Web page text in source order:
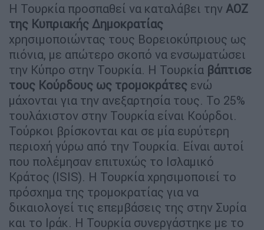
Η Τουρκία προσπαθεί να καταλάβει την ΑΟΖ
της Κυπριακής Δημοκρατίας
χρησιμοποιώντας τους Βορειοκύπριους ως
πιόνια, με απώτερο σκοπό να ενσωματώσει
την Κύπρο στην Τουρκία. Η Τουρκία βάπτισε
τους Κούρδους ως τρομοκράτες ενώ
μάχονται για την ανεξαρτησία τους. Το 25%
τουλάχιστον στην Τουρκία είναι Κούρδοι.
Τούρκοι βρίσκονται και σε μία ευρύτερη
περιοχή γύρω από την Τουρκία. Είναι αυτοί
που πολέμησαν επιτυχώς το Ισλαμικό
Κράτος (ISIS). Η Τουρκία χρησιμοποιεί το
πρόσχημα της τρομοκρατίας για να
δικαιολογεί τις επεμβάσεις της στην Συρία
και το Ιράκ. Η Τουρκία συνεργάστηκε με το